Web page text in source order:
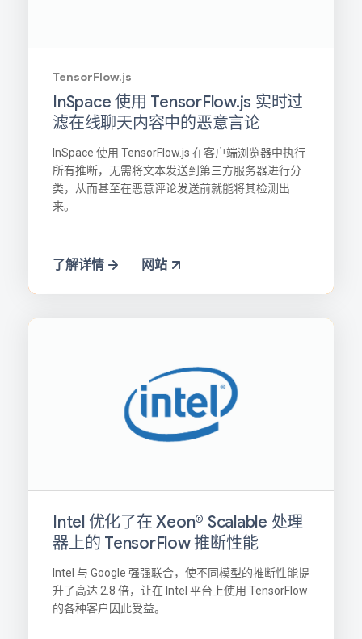
TensorFlow.js
InSpace 使用 TensorFlow.js 实时过
滤在线聊天内容中的恶意言论
InSpace 使用 TensorFlow.js 在客户端浏览器中执行
所有推断，无需将文本发送到第三方服务器进行分
类，从而甚至在恶意评论发送前就能将其检测出
来。
了解详情 网站
Intel 优化了在 Xeon® Scalable 处理
器上的 TensorFlow 推断性能
Intel 与 Google 强强联合，使不同模型的推断性能提
升了高达 2.8 倍，让在 Intel 平台上使用 TensorFlow
的各种客户因此受益。